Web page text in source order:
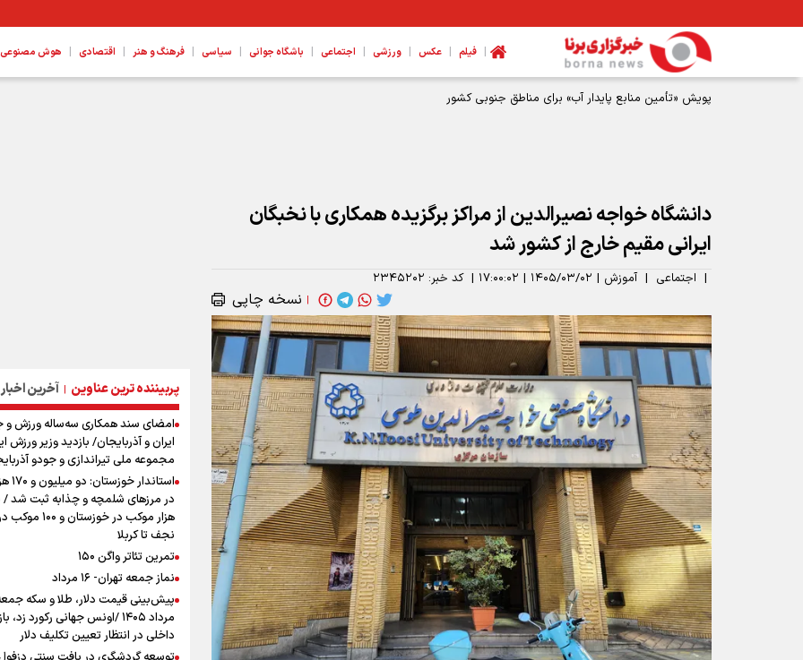
| فیلم | عکس | ورزشی | اجتماعی | باشگاه جوانی | سیاسی | فرهنگ و هنر | اقتصادی | هوش مصنوعی،
دانشگاه خواجه نصیرالدین از مراکز برگزیده همکاری با نخبگان
ایرانی مقیم خارج از کشور شد
| اجتماعی | آموزش | ۱۴۰۵/۰۳/۰۲ | ۱۷:۰۰:۰۲ | کد خبر: ۲۳۴۵۲۰۲
| نسخه چاپی
پربیننده ترین عناوین | آخرین اخبار
امضای سند همکاری سه‌ساله ورزش و
ایران و آذربایجان/ بازدید وزیر ورزش
مجموعه ملی تیراندازی و جودو
در مرزهای شلمچه و چذابه ثبت شد /
هزار موکب در
نجف تا کربلا
تمرین تئاتر واگن ۱۵۰
نماز جمعه تهران- ۱۶ مرداد
مرداد ۱۴۰۵ /اونس جهانی رکورد زد،
داخلی در انتظار تعیین تکلیف دلار